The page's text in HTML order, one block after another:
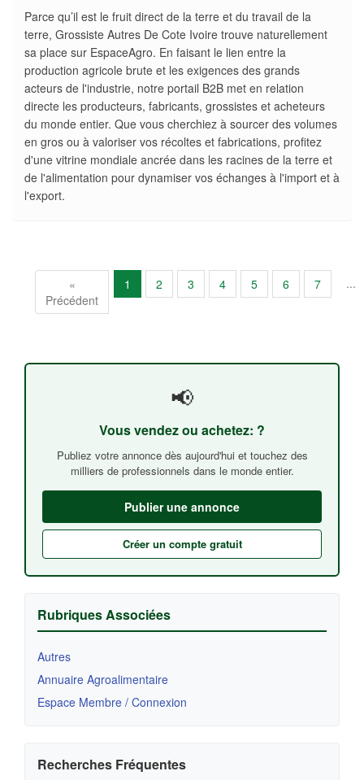
Parce qu’il est le fruit direct de la terre et du travail de la
terre, Grossiste Autres De Cote Ivoire trouve naturellement
sa place sur EspaceAgro. En faisant le lien entre la
production agricole brute et les exigences des grands
acteurs de l'industrie, notre portail B2B met en relation
directe les producteurs, fabricants, grossistes et acheteurs
du monde entier. Que vous cherchiez à sourcer des volumes
en gros ou à valoriser vos récoltes et fabrications, profitez
d'une vitrine mondiale ancrée dans les racines de la terre et
de l'alimentation pour dynamiser vos échanges à l'import et à
l'export.
«
Précédent
1 2 3 4 5 6 7 ...
📢
Vous vendez ou achetez: ?
Publiez votre annonce dès aujourd'hui et touchez des
milliers de professionnels dans le monde entier.
Publier une annonce
Créer un compte gratuit
Rubriques Associées
Autres
Annuaire Agroalimentaire
Espace Membre / Connexion
Recherches Fréquentes